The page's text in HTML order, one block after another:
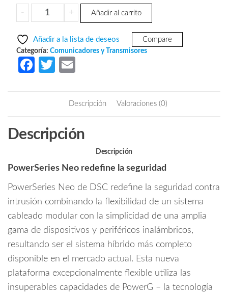
precio
original
$7,470.40.
precio
$4,023.88.
-
3G2080ELAT
Neo
Comunicador
de
aplicacion
"ConnectAlarm"
+ Añadir al carrito
Añadir a la lista de deseos Compare
Categoría: Comunicadores y Transmisores
Fa
o
T
itt
ail
Descripción Valoraciones (0)
Descripción
Descripción
PowerSeries Neo redefine la seguridad
PowerSeries Neo de DSC redefine la seguridad contra
intrusión combinando la flexibilidad de un sistema
cableado modular con la simplicidad de una amplia
gama de dispositivos y periféricos inalámbricos,
resultando ser el sistema híbrido más completo
disponible en el mercado actual. Esta nueva
plataforma excepcionalmente flexible utiliza las
insuperables capacidades de PowerG – la tecnología